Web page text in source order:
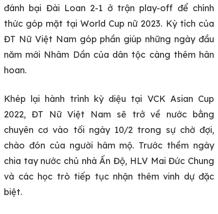
đánh bại Đài Loan 2-1 ở trận play-off để chính
thức góp mặt tại World Cup nữ 2023. Kỳ tích của
ĐT Nữ Việt Nam góp phần giúp những ngày đầu
năm mới Nhâm Dần của dân tộc càng thêm hân
hoan.
Khép lại hành trình kỳ diệu tại VCK Asian Cup
2022, ĐT Nữ Việt Nam sẽ trở về nước bằng
chuyên cơ vào tối ngày 10/2 trong sự chờ đợi,
chào đón của người hâm mộ. Trước thềm ngày
chia tay nước chủ nhà Ấn Độ, HLV Mai Đức Chung
và các học trò tiếp tục nhận thêm vinh dự đặc
biệt.